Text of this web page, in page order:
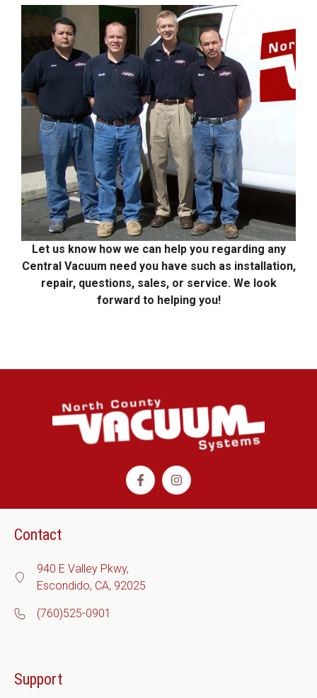
Let us know how we can help you regarding any
Central Vacuum need you have such as installation,
repair, questions, sales, or service. We look
forward to helping you!
Contact
940 E Valley Pkwy,
Escondido, CA, 92025
(760)525-0901
Support